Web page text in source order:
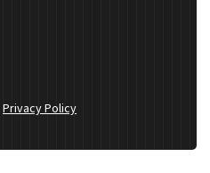
Privacy Policy